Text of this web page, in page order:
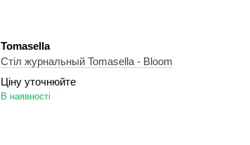
Tomasella
Стіл журнальный Tomasella - Bloom
Ціну уточнюйте
В наявності